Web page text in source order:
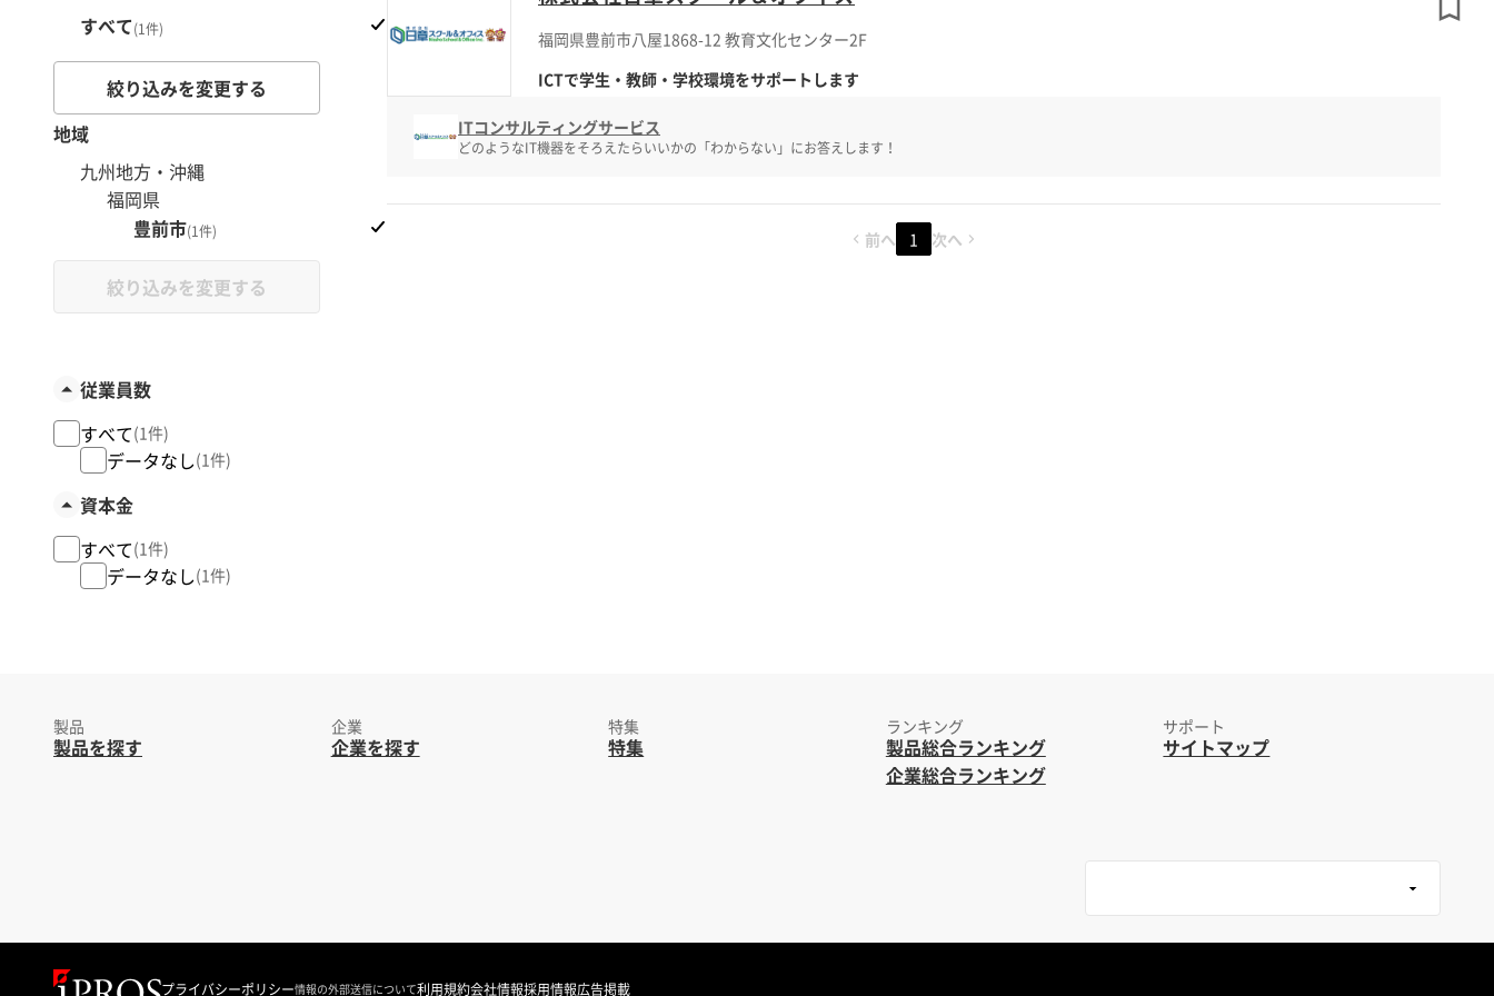
福岡県豊前市八屋1868-12 教育文化センター2F
ICTで学生・教師・学校環境をサポートします
ITコンサルティングサービス
どのようなIT機器をそろえたらいいかの「わからない」にお答えします！
前へ 1 次へ
すべて(1件)
絞り込みを変更する
地域
九州地方・沖縄
福岡県
豊前市(1件)
絞り込みを変更する
従業員数
すべて(1件)
データなし(1件)
資本金
すべて(1件)
データなし(1件)
製品
製品を探す
企業
企業を探す
特集
特集
ランキング
製品総合ランキング
企業総合ランキング
サポート
サイトマップ
プライバシーポリシー情報の外部送信について利用規約会社情報採用情報広告掲載